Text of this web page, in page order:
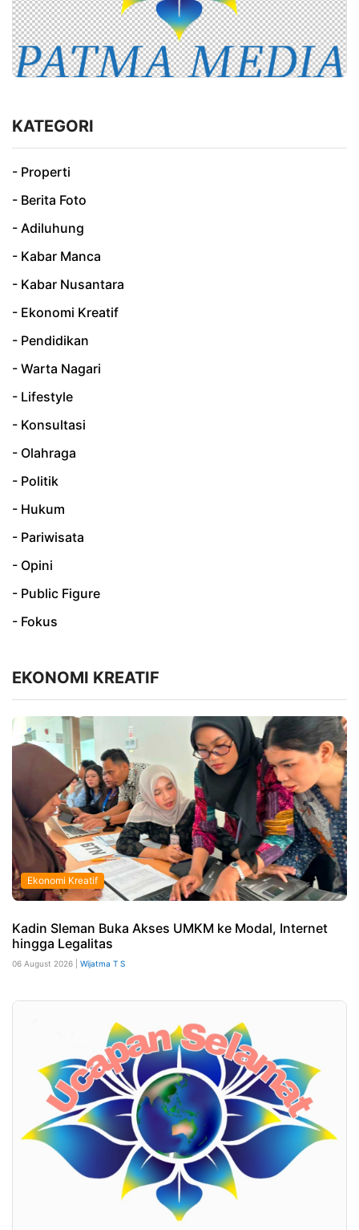
KATEGORI
- Properti
- Berita Foto
- Adiluhung
- Kabar Manca
- Kabar Nusantara
- Ekonomi Kreatif
- Pendidikan
- Warta Nagari
- Lifestyle
- Konsultasi
- Olahraga
- Politik
- Hukum
- Pariwisata
- Opini
- Public Figure
- Fokus
EKONOMI KREATIF
Ekonomi Kreatif
Kadin Sleman Buka Akses UMKM ke Modal, Internet
hingga Legalitas
06 August 2026 | Wijatma T S